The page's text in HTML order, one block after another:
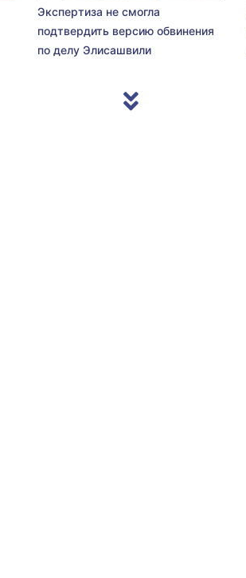
Экспертиза не смогла
подтвердить версию обвинения
по делу Элисашвили